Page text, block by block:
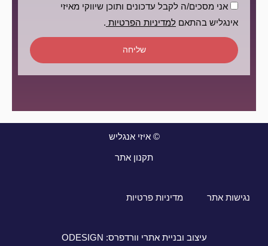
הסכמה
אני מסכים/ה לקבל עדכונים ותוכן שיווקי מאיזי
אינגליש בהתאם למדיניות הפרטיות .
שליחה
© איזי אנגליש
תקנון אתר
נגישות אתר מדיניות פרטיות
עיצוב ובניית אתרי וורדפרס: ODESIGN